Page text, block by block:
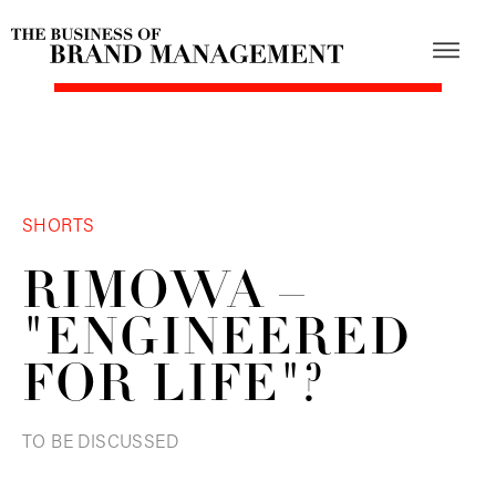
SHORTS
RIMOWA –
"ENGINEERED
FOR LIFE"?
TO BE DISCUSSED